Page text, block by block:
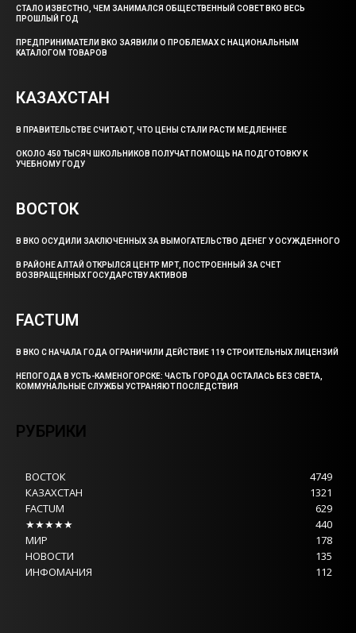
СТАЛО ИЗВЕСТНО, ЧЕМ ЗАНИМАЛСЯ ОБЩЕСТВЕННЫЙ СОВЕТ ВКО ВЕСЬ
ПРОШЛЫЙ ГОД
ПРЕДПРИНИМАТЕЛИ ВКО ЗАЯВИЛИ О ПРОБЛЕМАХ С НАЦИОНАЛЬНЫМ
КАТАЛОГОМ ТОВАРОВ
КАЗАХСТАН
В ПРАВИТЕЛЬСТВЕ СЧИТАЮТ, ЧТО ЦЕНЫ СТАЛИ РАСТИ МЕДЛЕННЕЕ
ОКОЛО 450 ТЫСЯЧ ШКОЛЬНИКОВ ПОЛУЧАТ ПОМОЩЬ НА ПОДГОТОВКУ К
УЧЕБНОМУ ГОДУ
ВОСТОК
В ВКО ОСУДИЛИ ЗАКЛЮЧЕННЫХ ЗА ВЫМОГАТЕЛЬСТВО ДЕНЕГ У ОСУЖДЕННОГО
В РАЙОНЕ АЛТАЙ ОТКРЫЛСЯ ЦЕНТР МРТ, ПОСТРОЕННЫЙ ЗА СЧЕТ
ВОЗВРАЩЕННЫХ ГОСУДАРСТВУ АКТИВОВ
FACTUM
В ВКО С НАЧАЛА ГОДА ОГРАНИЧИЛИ ДЕЙСТВИЕ 119 СТРОИТЕЛЬНЫХ ЛИЦЕНЗИЙ
НЕПОГОДА В УСТЬ-КАМЕНОГОРСКЕ: ЧАСТЬ ГОРОДА ОСТАЛАСЬ БЕЗ СВЕТА,
КОММУНАЛЬНЫЕ СЛУЖБЫ УСТРАНЯЮТ ПОСЛЕДСТВИЯ
РУБРИКИ
ВОСТОК
4749
КАЗАХСТАН
1321
FACTUM
629
★★★★★
440
МИР
178
НОВОСТИ
135
ИНФОМАНИЯ
112